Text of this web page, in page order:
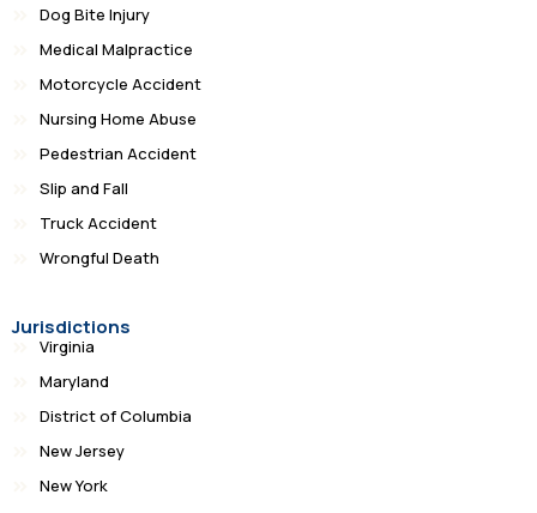
Dog Bite Injury
Medical Malpractice
Motorcycle Accident
Nursing Home Abuse
Pedestrian Accident
Slip and Fall
Truck Accident
Wrongful Death
Jurisdictions
Virginia
Maryland
District of Columbia
New Jersey
New York